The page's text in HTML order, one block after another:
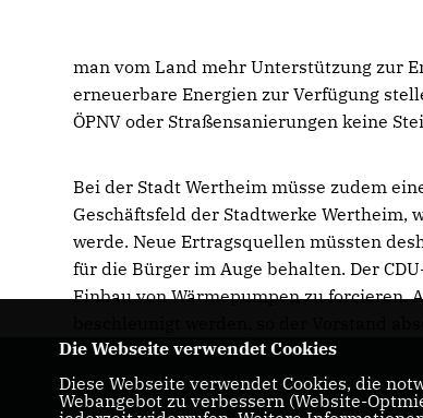
man vom Land mehr Unterstützung zur
erneuerbare Energien zur Verfügung
ÖPNV oder Straßensanierungen keine
Bei der Stadt Wertheim müsse zudem
Geschäftsfeld der Stadtwerke Wertheim,
werde. Neue Ertragsquellen müssten
für die Bürger im Auge behalten. Der
Einbau von Wärmepumpen zu forcieren.
Homepage der CDU Wertheim
Die Webseite verwendet Cookies
Diese Webseite verwendet Cookies, die
Webangebot zu verbessern (Website-